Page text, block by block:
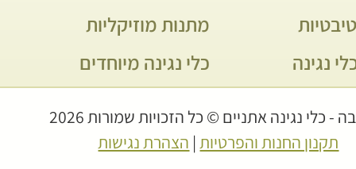
מתנות מוזיקליות
נגינה
כלי נגינה מיוחדים
- כלי נגינה אתניים © כל הזכויות שמורות 2026
תקנון החנות והפרטיות| הצהרת נגישות